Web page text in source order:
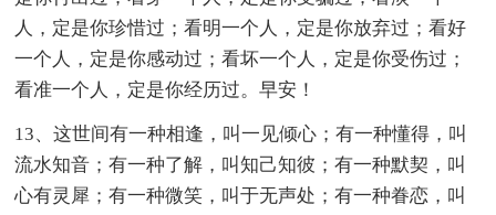
人，定是你珍惜过；看明一个人，定是你放弃过；看好
一个人，定是你感动过；看坏一个人，定是你受伤过；
看准一个人，定是你经历过。早安！
13、这世间有一种相逢，叫一见倾心；有一种懂得，叫
流水知音；有一种了解，叫知己知彼；有一种默契，叫
心有灵犀；有一种微笑，叫于无声处；有一种眷恋，叫